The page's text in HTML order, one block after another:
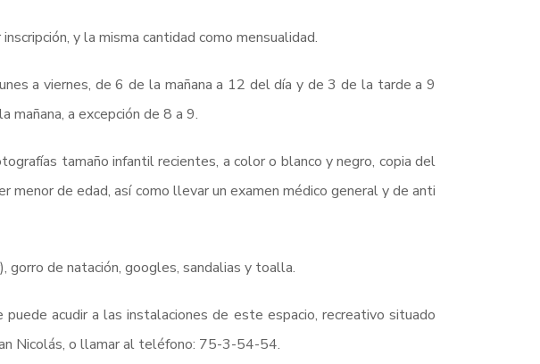
y la misma cantidad como mensualidad.
a viernes, de 6 de la mañana a 12 del día y de 3 de la tarde a 9
mañana, a excepción de 8 a 9.
tamaño infantil recientes, a color o blanco y negro, copia del
menor de edad, así como llevar un examen médico general y de anti
gorro de natación, googles, sandalias y toalla.
acudir a las instalaciones de este espacio, recreativo situado
Nicolás, o llamar al teléfono: 75-3-54-54.